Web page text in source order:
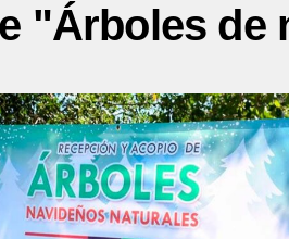
"Árboles de